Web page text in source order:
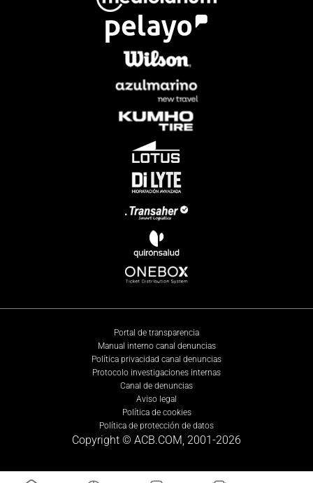
Portal de transparencia
Manual interno canal denuncias
Política privacidad canal denuncias
Protocolo investigaciones internas
Canal de denuncias
Aviso legal
Política de cookies
Política de protección de datos
Copyright © ACB.COM, 2001-2026